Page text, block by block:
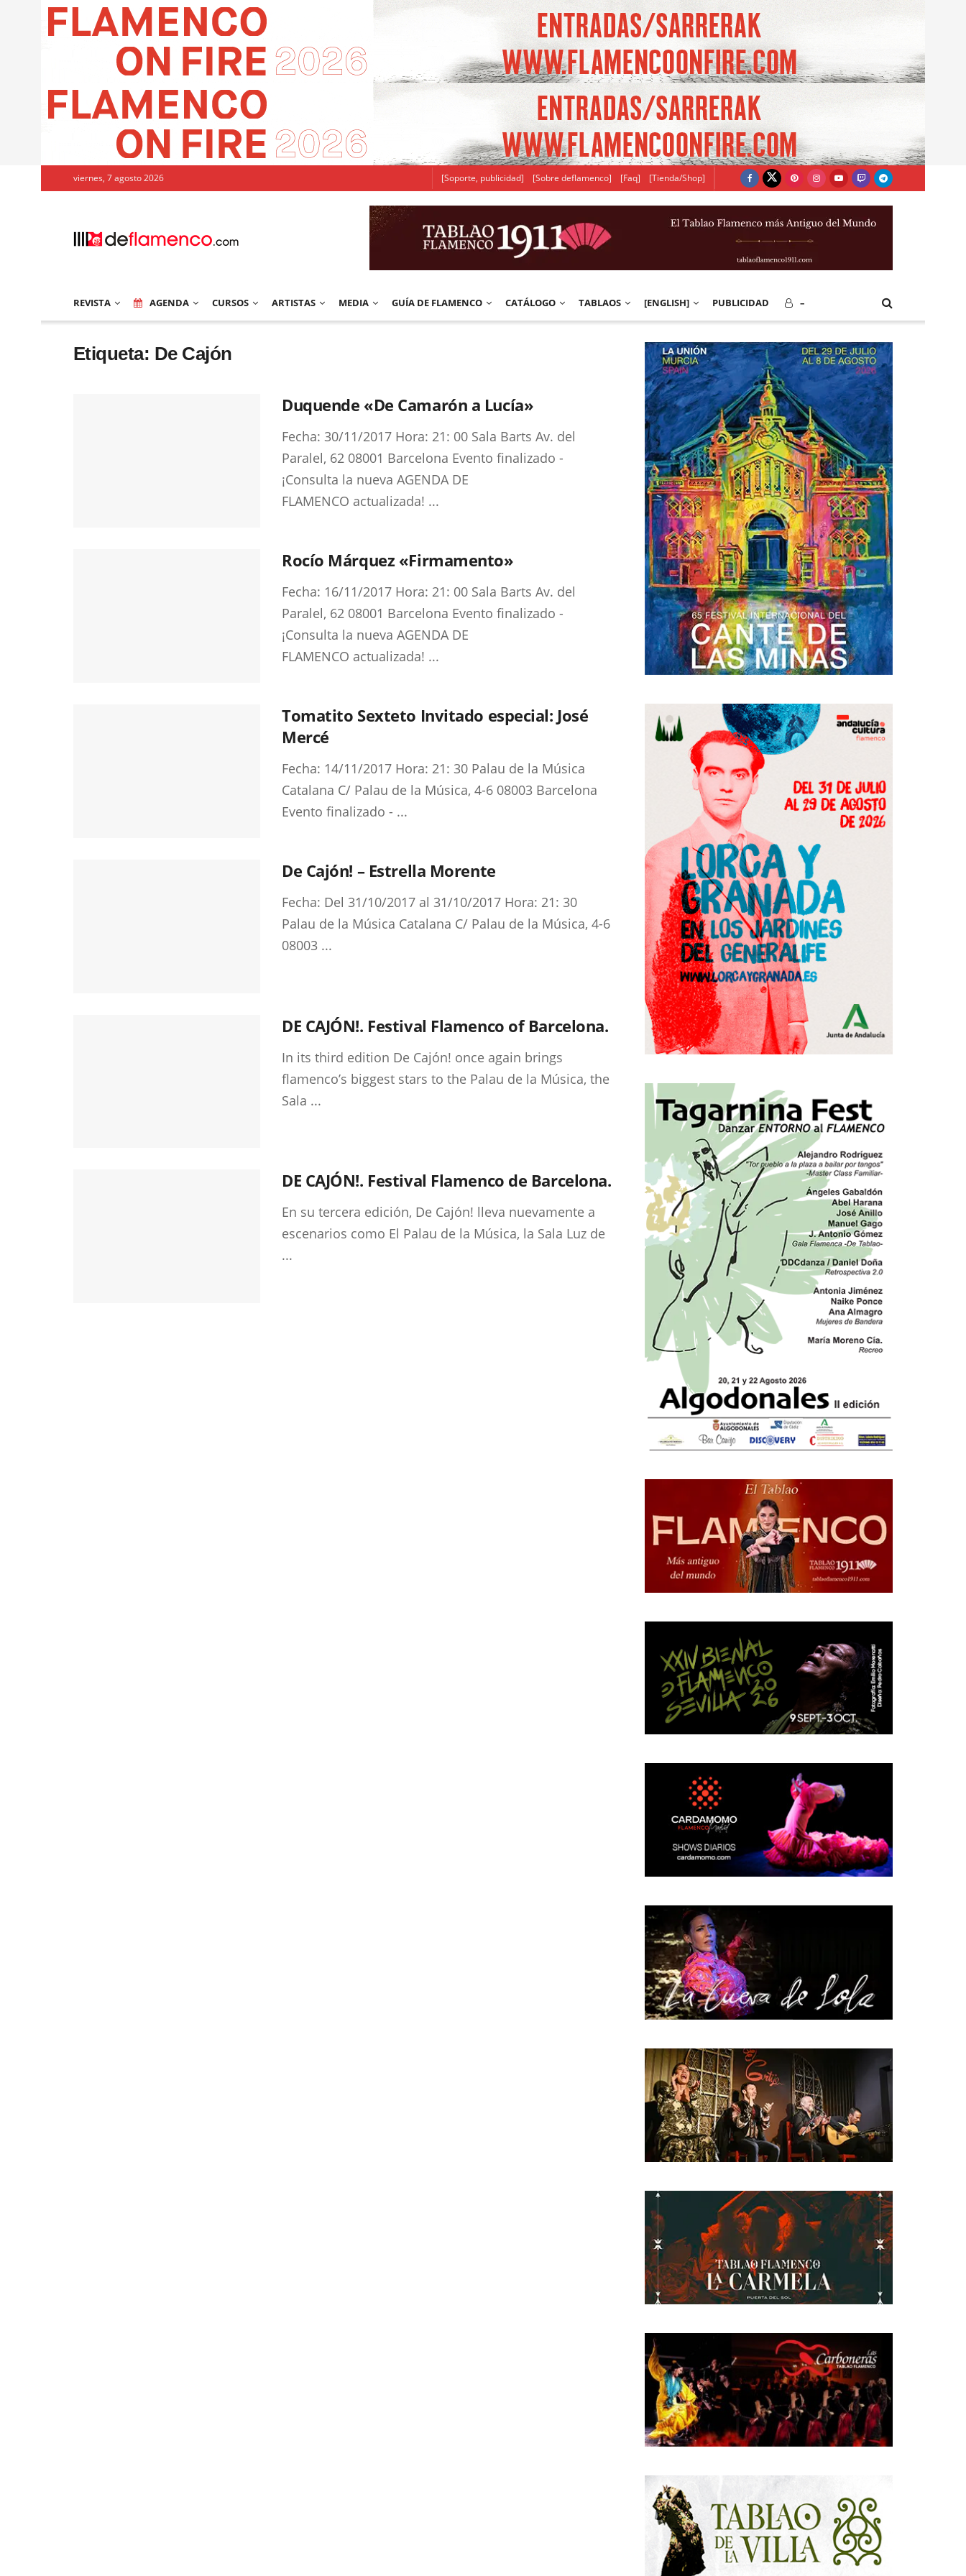
viernes, 7 agosto 2026 [Soporte, publicidad] [Sobre deflamenco] [Faq] [Tienda/Shop]
REVISTA AGENDA CURSOS ARTISTAS MEDIA GUÍA DE FLAMENCO CATÁLOGO TABLAOS [ENGLISH] PUBLICIDAD –
Etiqueta: De Cajón
Duquende «De Camarón a Lucía»
Fecha: 30/11/2017 Hora: 21: 00 Sala Barts Av. del
Paralel, 62 08001 Barcelona Evento finalizado -
¡Consulta la nueva AGENDA DE
FLAMENCO actualizada! ...
Rocío Márquez «Firmamento»
Fecha: 16/11/2017 Hora: 21: 00 Sala Barts Av. del
Paralel, 62 08001 Barcelona Evento finalizado -
¡Consulta la nueva AGENDA DE
FLAMENCO actualizada! ...
Tomatito Sexteto Invitado especial: José
Mercé
Fecha: 14/11/2017 Hora: 21: 30 Palau de la Música
Catalana C/ Palau de la Música, 4-6 08003 Barcelona
Evento finalizado - ...
De Cajón! – Estrella Morente
Fecha: Del 31/10/2017 al 31/10/2017 Hora: 21: 30
Palau de la Música Catalana C/ Palau de la Música, 4-6
08003 ...
DE CAJÓN!. Festival Flamenco of Barcelona.
In its third edition De Cajón! once again brings
flamenco’s biggest stars to the Palau de la Música, the
Sala ...
DE CAJÓN!. Festival Flamenco de Barcelona.
En su tercera edición, De Cajón! lleva nuevamente a
escenarios como El Palau de la Música, la Sala Luz de
...